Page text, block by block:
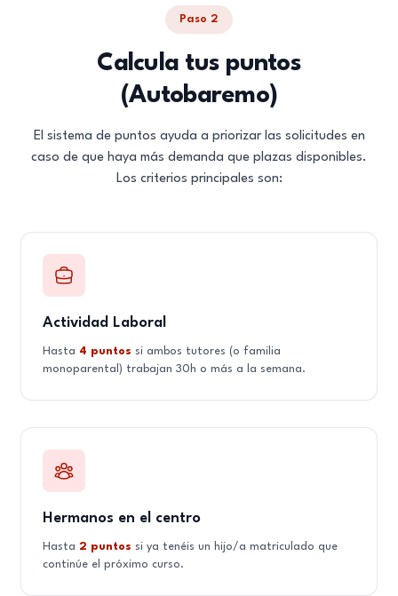
Paso 2
Calcula tus puntos
(Autobaremo)
El sistema de puntos ayuda a priorizar las solicitudes en
caso de que haya más demanda que plazas disponibles.
Los criterios principales son:
Actividad Laboral
Hasta 4 puntos si ambos tutores (o familia
monoparental) trabajan 30h o más a la semana.
Hermanos en el centro
Hasta 2 puntos si ya tenéis un hijo/a matriculado que
continúe el próximo curso.